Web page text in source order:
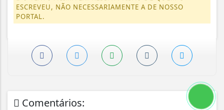
ESCREVEU, NÃO NECESSARIAMENTE A DE NOSSO
PORTAL.
Comentários: